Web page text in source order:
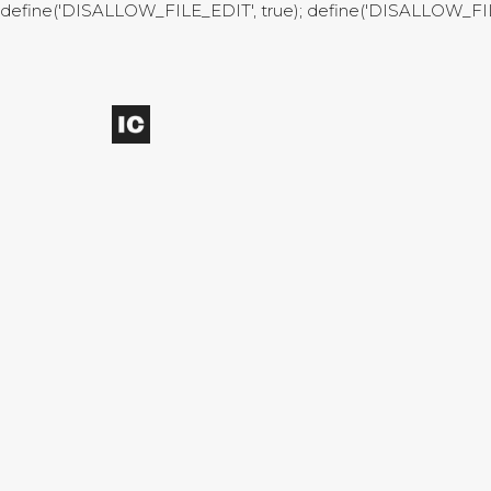
define('DISALLOW_FILE_EDIT', true);